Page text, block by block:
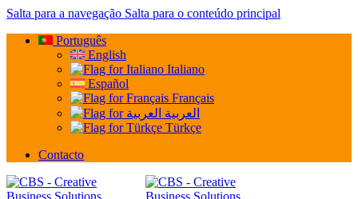
Salta para a navegação Salta para o conteúdo principal
Português
English
Italiano
Español
Français
العربية
Türkçe
Contacto